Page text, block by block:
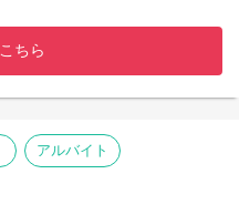
ちら
アルバイト